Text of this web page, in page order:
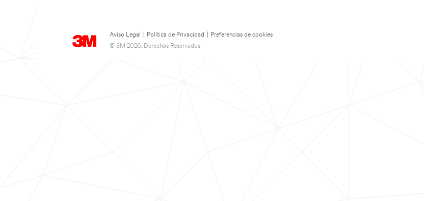
Aviso Legal Política de Privacidad
Preferencias de cookies
© 3M 2026. Derechos Reservados.